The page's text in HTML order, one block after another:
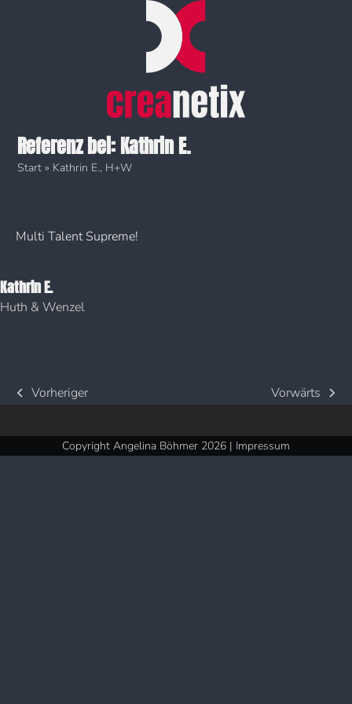
Referenz bei: Kathrin E.
Start » Kathrin E., H+W
Multi Talent Supreme!
Kathrin E.
Huth & Wenzel
vorheriger
Vorheriger
Nächster
Vorwärts
Copyright Angelina Böhmer 2026 | Impressum